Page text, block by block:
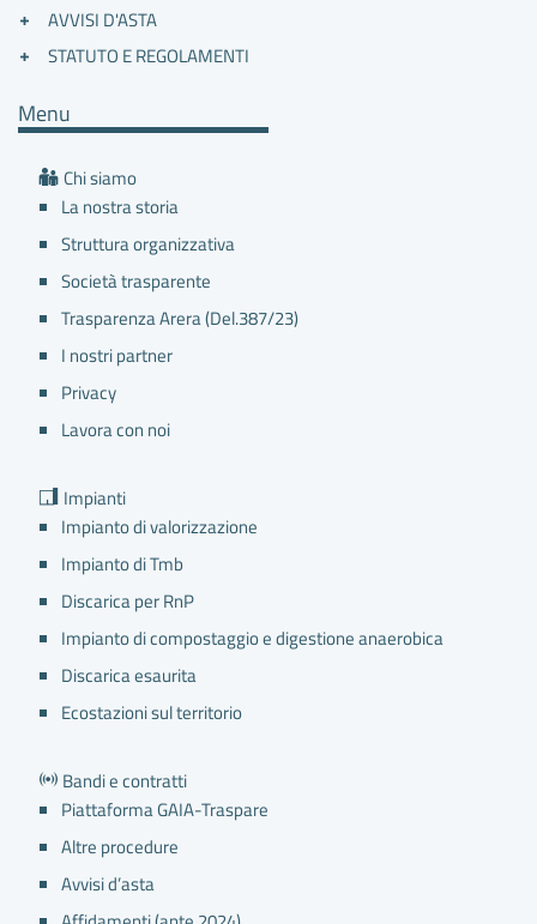
AVVISI D'ASTA
STATUTO E REGOLAMENTI
Menu
Chi siamo
La nostra storia
Struttura organizzativa
Società trasparente
Trasparenza Arera (Del.387/23)
I nostri partner
Privacy
Lavora con noi
Impianti
Impianto di valorizzazione
Impianto di Tmb
Discarica per RnP
Impianto di compostaggio e digestione anaerobica
Discarica esaurita
Ecostazioni sul territorio
Bandi e contratti
Piattaforma GAIA-Traspare
Altre procedure
Avvisi d’asta